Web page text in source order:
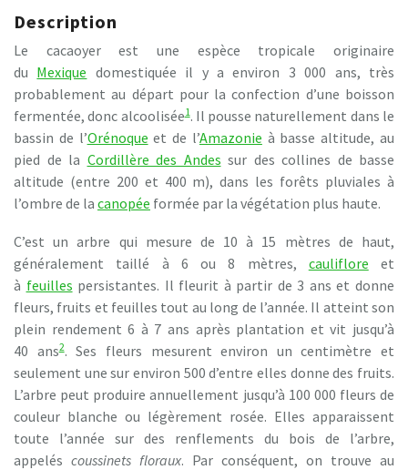
Description
Le cacaoyer est une espèce tropicale originaire
du Mexique domestiquée il y a environ 3 000 ans, très
probablement au départ pour la confection d’une boisson
fermentée, donc alcoolisée1. Il pousse naturellement dans le
bassin de l’Orénoque et de l’Amazonie à basse altitude, au
pied de la Cordillère des Andes sur des collines de basse
altitude (entre 200 et 400 m), dans les forêts pluviales à
l’ombre de la canopée formée par la végétation plus haute.
C’est un arbre qui mesure de 10 à 15 mètres de haut,
généralement taillé à 6 ou 8 mètres, cauliflore et
à feuilles persistantes. Il fleurit à partir de 3 ans et donne
fleurs, fruits et feuilles tout au long de l’année. Il atteint son
plein rendement 6 à 7 ans après plantation et vit jusqu’à
40 ans2. Ses fleurs mesurent environ un centimètre et
seulement une sur environ 500 d’entre elles donne des fruits.
L’arbre peut produire annuellement jusqu’à 100 000 fleurs de
couleur blanche ou légèrement rosée. Elles apparaissent
toute l’année sur des renflements du bois de l’arbre,
appelés coussinets floraux. Par conséquent, on trouve au